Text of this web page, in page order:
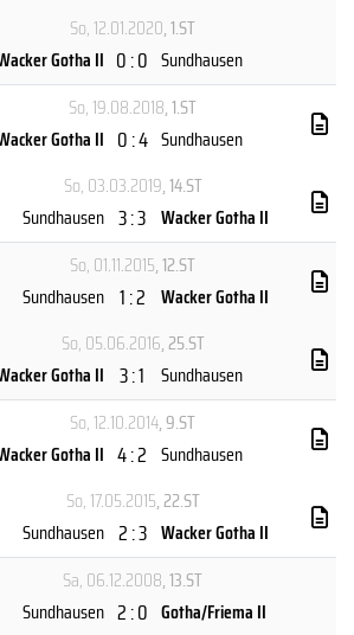
So, 12.01.2020, 1.ST
Gotha II 0 : 0 Sundhausen
So, 19.08.2018, 1.ST
Gotha II 0 : 4 Sundhausen
So, 03.03.2019, 14.ST
Sundhausen 3 : 3 Wacker Gotha II
So, 01.11.2015, 12.ST
Sundhausen 1 : 2 Wacker Gotha II
So, 05.06.2016, 25.ST
Gotha II 3 : 1 Sundhausen
So, 12.10.2014, 9.ST
Gotha II 4 : 2 Sundhausen
So, 17.05.2015, 22.ST
Sundhausen 2 : 3 Wacker Gotha II
Sa, 06.12.2008, 13.ST
Sundhausen 2 : 0 Gotha/Friema II